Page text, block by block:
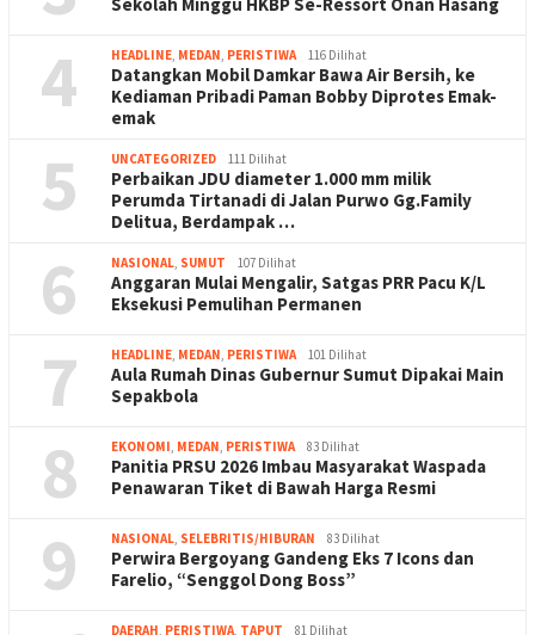
4 HEADLINE, MEDAN, PERISTIWA 116 Dilihat
Datangkan Mobil Damkar Bawa Air Bersih, ke
Kediaman Pribadi Paman Bobby Diprotes Emak-
emak
5 UNCATEGORIZED 111 Dilihat
Perbaikan JDU diameter 1.000 mm milik
Perumda Tirtanadi di Jalan Purwo Gg.Family
Delitua, Berdampak …
6 NASIONAL, SUMUT 107 Dilihat
Anggaran Mulai Mengalir, Satgas PRR Pacu K/L
Eksekusi Pemulihan Permanen
7 HEADLINE, MEDAN, PERISTIWA 101 Dilihat
Aula Rumah Dinas Gubernur Sumut Dipakai Main
Sepakbola
8 EKONOMI, MEDAN, PERISTIWA 83 Dilihat
Panitia PRSU 2026 Imbau Masyarakat Waspada
Penawaran Tiket di Bawah Harga Resmi
9 NASIONAL, SELEBRITIS/HIBURAN 83 Dilihat
Perwira Bergoyang Gandeng Eks 7 Icons dan
Farelio, “Senggol Dong Boss”
DAERAH, PERISTIWA, TAPUT 81 Dilihat